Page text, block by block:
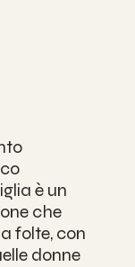
è un
che
folte, con
donne